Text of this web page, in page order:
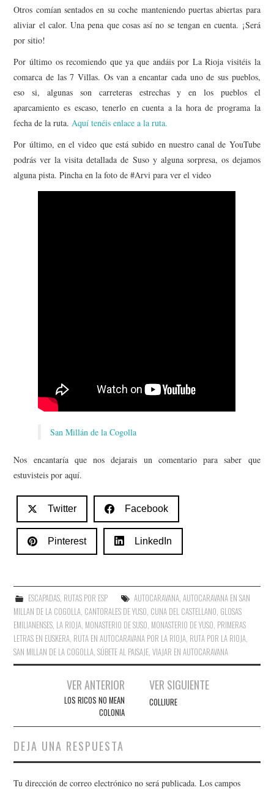
Otros comían sentados en su coche manteniendo puertas abiertas para
aliviar el calor. Una pena que cosas así no se tengan en cuenta. ¡Será
por sitio!
Por último os recomiendo que ya que andáis por La Rioja visitéis la
comarca de las 7 Villas. Os van a encantar cada uno de sus pueblos,
eso si, algunas son carreteras estrechas y en los pueblos el
aparcamiento es escaso, tenerlo en cuenta a la hora de programa la
fecha de la ruta.Aquí tenéis enlace a la ruta.
Por último, en el video que está subido en nuestro canal de YouTube
podrás ver la visita detallada de Suso y alguna sorpresa, os dejamos
alguna pista. Pincha en la foto de #Arvi para ver el video
San Millán de la Cogolla
Nos encantaría que nos dejarais un comentario para saber que
estuvisteis por aquí.
Twitter Facebook
Pinterest LinkedIn
ESCAPADAS, RUTAS POR ESP AUTOCARAVANA, AUTOCARAVANA EN SAN
MILLAN DE LA COGOLLA, CANTORALES DE YUSO, CUNA DEL CASTELLANO, GLOSAS
EMILIANENSES, LA RIOJA, MONASTERIO DE SUSO, MONASTERIO DE YUSO, PRIMERAS
LETRAS EN EUSKERA, RUTA EN AUTOCARAVANA POR LA RIOJA, RUTA POR LA RIOJA,
SAN MILLAN DE LA COGOLLA,SÚBETE AL PAISAJE,VIAJAR EN AUTOCARAVANA
Navegación
entradas
VER ANTERIOR
LOS RICOS NO MEAN
COLONIA
VER SIGUIENTE
COLLIURE
DEJA UNA RESPUESTA
Tu dirección de correo electrónico no será publicada. Los campos